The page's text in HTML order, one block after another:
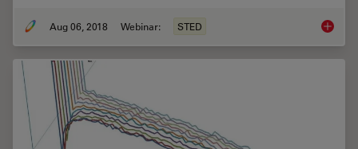
Aug 06, 2018 Webinar: STED Super-